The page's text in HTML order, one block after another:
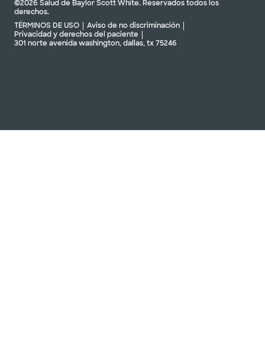
©2026 Salud de Baylor Scott White. Reservados todos los
derechos.
TÉRMINOS DE USO
Aviso de no discriminación
Privacidad y derechos del paciente
301 norte avenida washington, dallas, tx 75246